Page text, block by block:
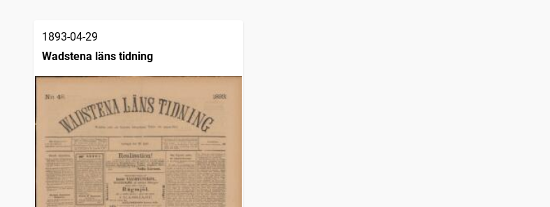
1893-04-29
Wadstena läns tidning